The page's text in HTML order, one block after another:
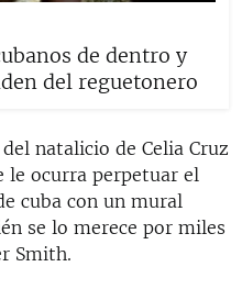
de dentro y
del reguetonero
natalicio de Celia Cruz
le ocurra perpetuar el
cuba con un mural
se lo merece por miles
Smith.